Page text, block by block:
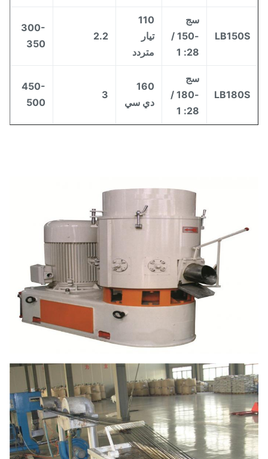
-150 /
تيار
متردد
300-
-180 /
دي سي
450-